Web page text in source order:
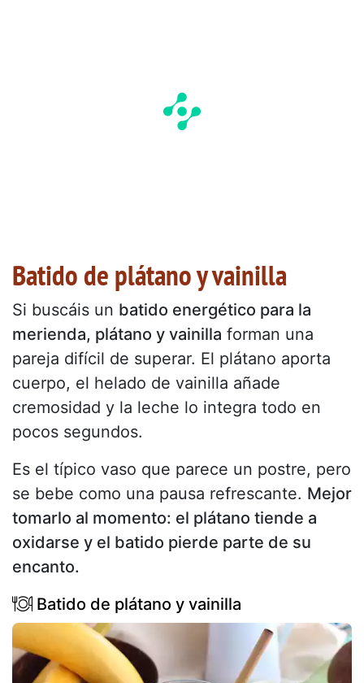
Batido de plátano y vainilla
Si buscáis un batido energético para la
merienda, plátano y vainilla forman una
pareja difícil de superar. El plátano aporta
cuerpo, el helado de vainilla añade
cremosidad y la leche lo integra todo en
pocos segundos.
Es el típico vaso que parece un postre, pero
se bebe como una pausa refrescante. Mejor
tomarlo al momento: el plátano tiende a
oxidarse y el batido pierde parte de su
encanto.
Batido de plátano y vainilla